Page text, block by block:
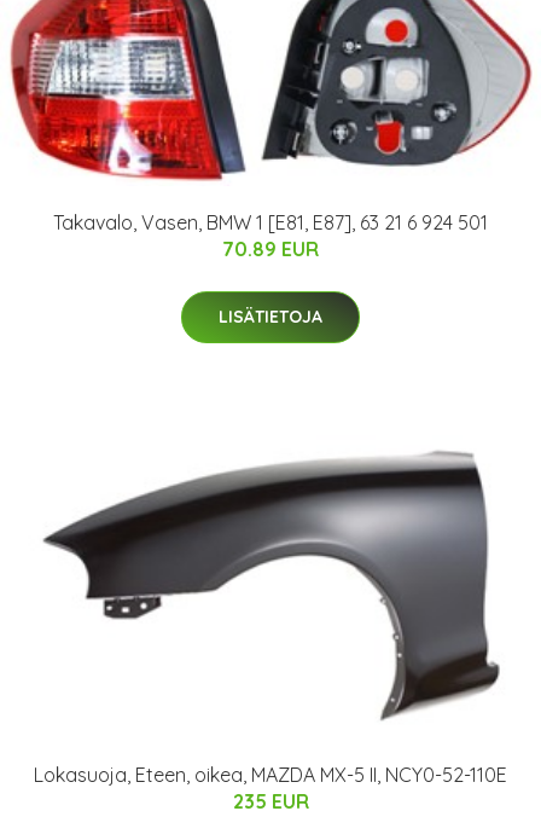
Takavalo, Vasen, BMW 1 [E81, E87], 63 21 6 924 501
70.89 EUR
LISÄTIETOJA
Lokasuoja, Eteen, oikea, MAZDA MX-5 II, NCY0-52-110E
235 EUR